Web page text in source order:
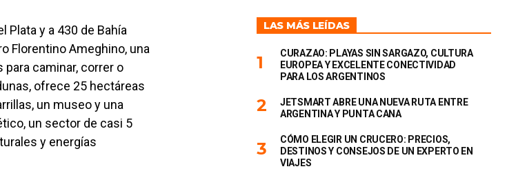
Plata y a 430 de Bahía
Florentino Ameghino, una
caminar, correr o
ofrece 25 hectáreas
un museo y una
un sector de casi 5
y energías
LAS MÁS LEÍDAS
CURAZAO: PLAYAS SIN SARGAZO, CULTURA
EUROPEA Y EXCELENTE CONECTIVIDAD
PARA LOS ARGENTINOS
JETSMART ABRE UNA NUEVA RUTA ENTRE
ARGENTINA Y PUNTA CANA
CÓMO ELEGIR UN CRUCERO: PRECIOS,
DESTINOS Y CONSEJOS DE UN EXPERTO EN
VIAJES